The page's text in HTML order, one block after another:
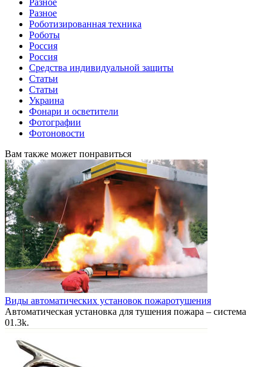
Разное
Разное
Роботизированная техника
Роботы
Россия
Россия
Средства индивидуальной защиты
Статьи
Статьи
Украина
Фонари и осветители
Фотографии
Фотоновости
Вам также может понравиться
Виды автоматических установок пожаротушения
Автоматическая установка для тушения пожара – система
01.3k.